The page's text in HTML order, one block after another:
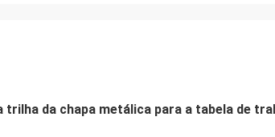
da chapa metálica para a tabela de